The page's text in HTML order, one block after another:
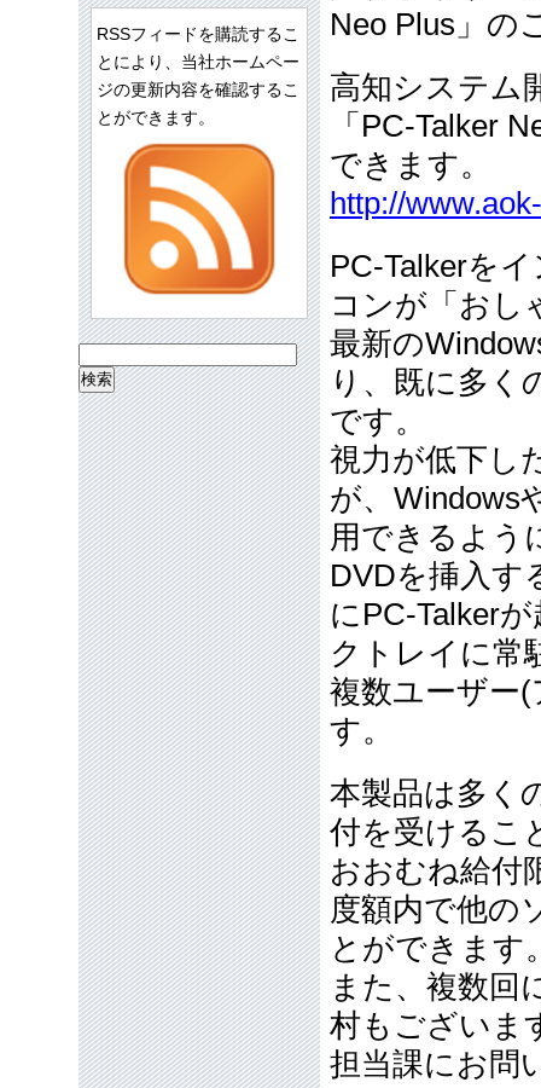
Neo Plus」の
高知システム
「PC-Talker
できます。
http://
PC-Talkerを
コンが「おし
最新の
り、既に多く
です。
視力が低下し
が、Windows
用できるよう
DVDを挿入す
にPC-Talker
クトレイに常
複数ユーザー
す。
本製品は多く
付を受けるこ
おおむね給付
度額内で他の
とができます
また、複数回
村もございま
担当課にお問
RSSフィードを購読するこ
とにより、当社ホームペー
ジの更新内容を確認するこ
とができます。
索: